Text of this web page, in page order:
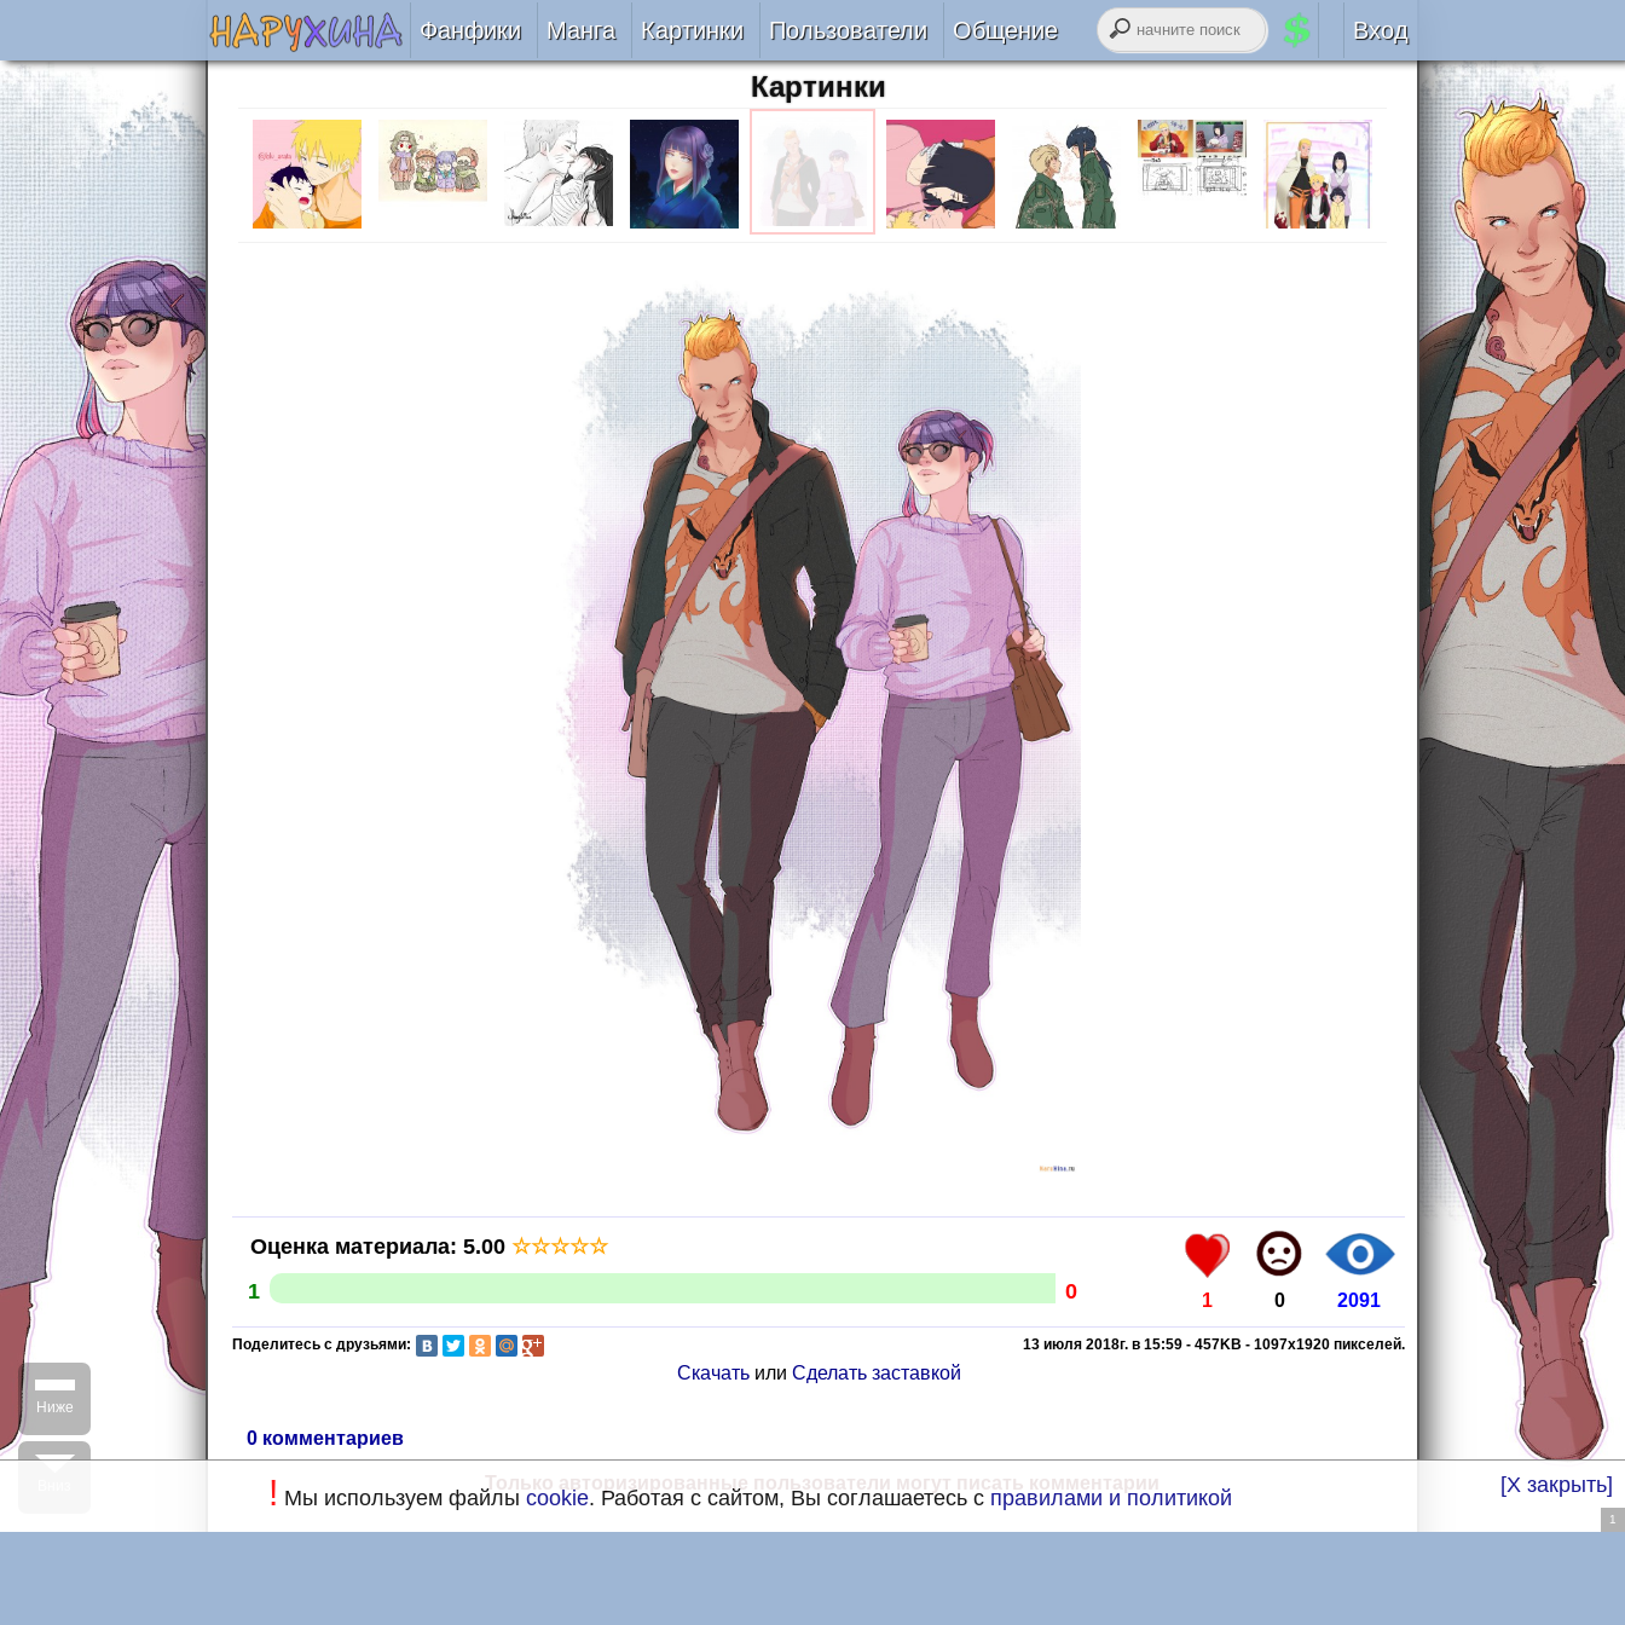
Фанфики
Сборники
Подобрать
На проверке
Манга Картинки Пользователи
Авторы
Все
Беты
Онлайн
За 24 часа
Общение
Лента RSS
Вход
Авторизация
Картинки
1 0 2091
Оценка материала: 5.00 ☆☆☆☆☆
1
0
13 июля 2018г. в 15:59 - 457KB - 1097x1920 пикселей.
Поделитесь с друзьями:
Скачатьили Сделать заставкой
0 комментариев
Только авторизированные пользователи могут писать комментарии [X закрыть]
! Мы используем файлы cookie. Работая с сайтом, Вы соглашаетесь с правилами и политикой
Ниже
1